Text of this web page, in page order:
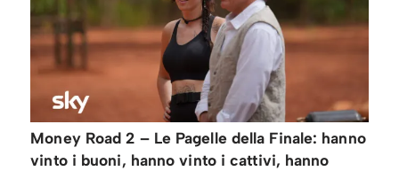
Money Road 2 – Le Pagelle della Finale: hanno
vinto i buoni, hanno vinto i cattivi, hanno